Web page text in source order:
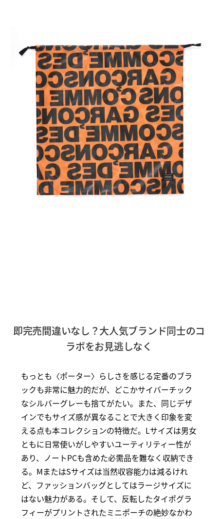
即完売間違いなし？大人気ブランド同士のコ
ラボをお見逃しなく
もっとも〈ポーター〉らしさを感じる定番のブラ
ックも非常に魅力的だが、どこかサイバーチック
なシルバーグレーも捨てがたい。また、同じデザ
インでもサイズ感が異なることで大きく印象を変
える点も本コレクションの特徴だ。Lサイズは男女
ともに日常使いがしやすいユーティリティー性が
あり、ノートPCも含めた必需品を難なく収納でき
る。MまたはSサイズは当然収容能力は減るけれ
ど、ファッションバッグとしてはラージサイズに
はない魅力がある。そして、反転したタイポグラ
フィーがプリントされたミニポーチの絶妙なかわ